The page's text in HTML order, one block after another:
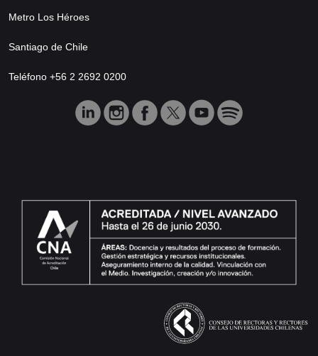
Metro Los Héroes
Santiago de Chile
Teléfono +56 2 2692 0200